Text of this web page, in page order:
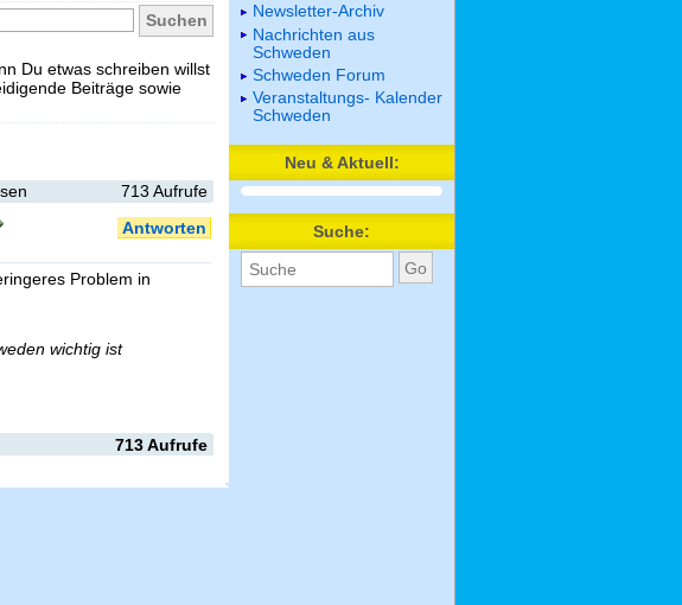
Du etwas schreiben willst
Beiträge sowie
713 Aufrufe
Antworten
Problem in
wichtig ist
713 Aufrufe
Newsletter-Archiv
Nachrichten aus
Schweden
Schweden Forum
Veranstaltungs- Kalender
Schweden
Neu & Aktuell:
Suche: